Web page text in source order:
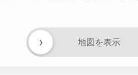
地図を表示
›